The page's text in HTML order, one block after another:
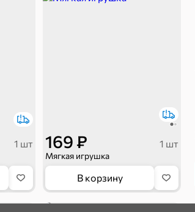
1 шт 169 ₽ 1 шт
Мягкая игрушка
В корзину
Халва, козинаки